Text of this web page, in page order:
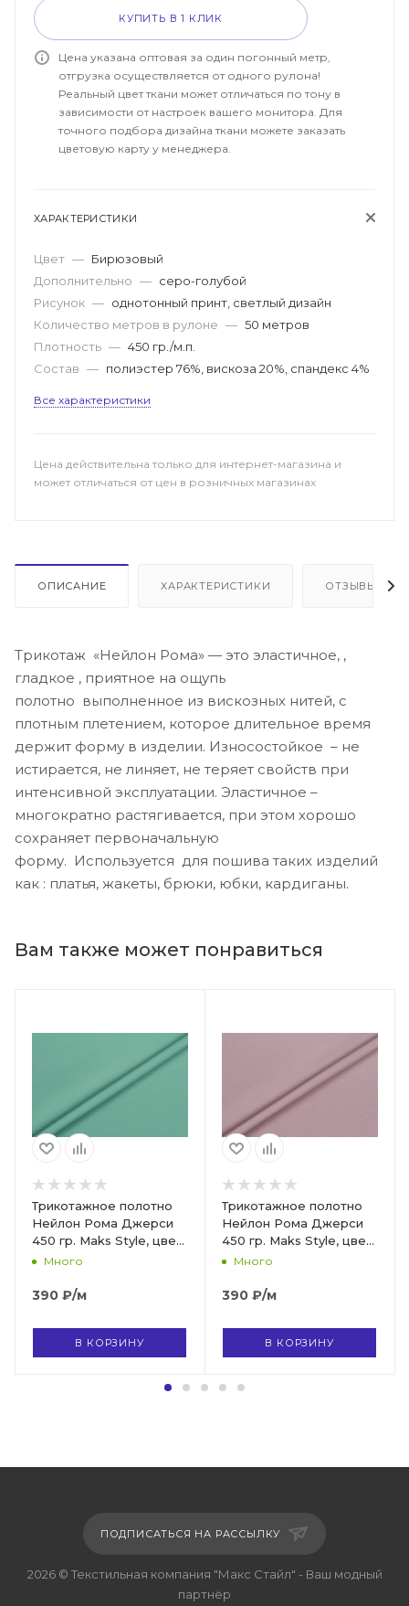
КУПИТЬ В 1 КЛИК
Цена указана оптовая за один погонный метр,
отгрузка осуществляется от одного рулона!
Реальный цвет ткани может отличаться по тону в
зависимости от настроек вашего монитора. Для
точного подбора дизайна ткани можете заказать
цветовую карту у менеджера.
ХАРАКТЕРИСТИКИ
Цвет — Бирюзовый
Дополнительно — серо-голубой
Рисунок — однотонный принт, светлый дизайн
Количество метров в рулоне — 50 метров
Плотность — 450 гр./м.п.
Состав — полиэстер 76%, вискоза 20%, спандекс 4%
Все характеристики
Цена действительна только для интернет-магазина и
может отличаться от цен в розничных магазинах
ОПИСАНИЕ ХАРАКТЕРИСТИКИ ОТЗЫВЫ
Трикотаж «Нейлон Рома» — это эластичное, ,
гладкое , приятное на ощупь
полотно выполненное из вискозных нитей, с
плотным плетением, которое длительное время
держит форму в изделии. Износостойкое – не
истирается, не линяет, не теряет свойств при
интенсивной эксплуатации. Эластичное –
многократно растягивается, при этом хорошо
сохраняет первоначальную
форму. Используется для пошива таких изделий
как : платья, жакеты, брюки, юбки, кардиганы.
Вам также может понравиться
Трикотажное полотно
Нейлон Рома Джерси
450 гр. Maks Style, цвет
мятный, арт. 2026 D-21
Много
390 ₽/м
В КОРЗИНУ
Трикотажное полотно
Нейлон Рома Джерси
450 гр. Maks Style, цвет
розовый, арт. 2026 D-
Много
390 ₽/м
В КОРЗИНУ
ПОДПИСАТЬСЯ НА РАССЫЛКУ
2026 © Текстильная компания "Макс Стайл" - Ваш модный
партнёр